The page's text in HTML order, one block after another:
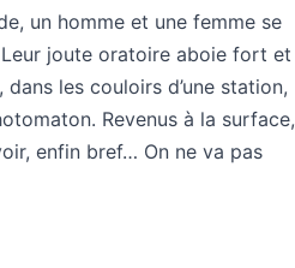
un homme et une femme se
joute oratoire aboie fort et
les couloirs d’une station,
Revenus à la surface,
enfin bref… On ne va pas